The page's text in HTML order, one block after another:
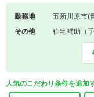
勤務地
五所川原市(
その他
住宅補助（
人気のこだわり条件を追加